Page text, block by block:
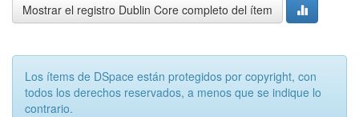
Mostrar el registro Dublin Core completo del ítem
Los ítems de DSpace están protegidos por copyright, con
todos los derechos reservados, a menos que se indique lo
contrario.